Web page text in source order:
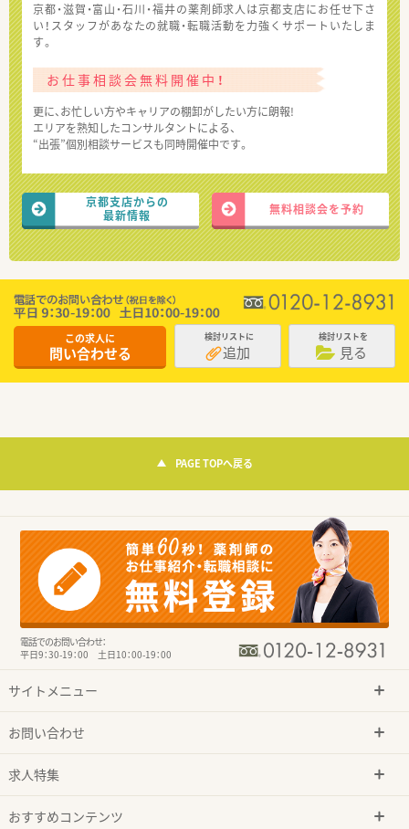
京都・滋賀・富山・石川・福井の薬剤師求人は京都支店にお任せ下さ
い！スタッフがあなたの就職・転職活動を力強くサポートいたしま
す。
お仕事相談会無料開催中！
更に、お忙しい方やキャリアの棚卸がしたい方に朗報!
エリアを熟知したコンサルタントによる、
“出張”個別相談サービスも同時開催中です。
京都支店からの
最新情報
無料相談会を予約
この求人に
問い合わせる
検討リストに
追加
検討リストを
見る
PAGE TOPへ戻る
電話でのお問い合わせ：
平日9：30-19：00 土日10：00-19：00
サイトメニュー
お問い合わせ
求人特集
おすすめコンテンツ